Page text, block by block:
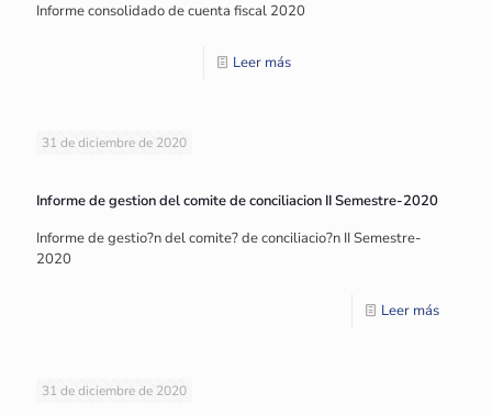
Informe consolidado de cuenta fiscal 2020
Leer más
31 de diciembre de 2020
Informe de gestion del comite de conciliacion II Semestre-2020
Informe de gestio?n del comite? de conciliacio?n II Semestre-
2020
Leer más
31 de diciembre de 2020